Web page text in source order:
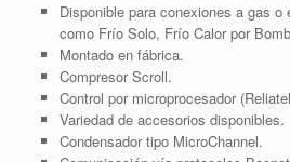
Disponible para conexiones a gas o
como Frío Solo, Frío Calor por
Montado en fábrica.
Compresor Scroll.
Control por microprocesador
Variedad de accesorios disponibles.
Condensador tipo MicroChannel.